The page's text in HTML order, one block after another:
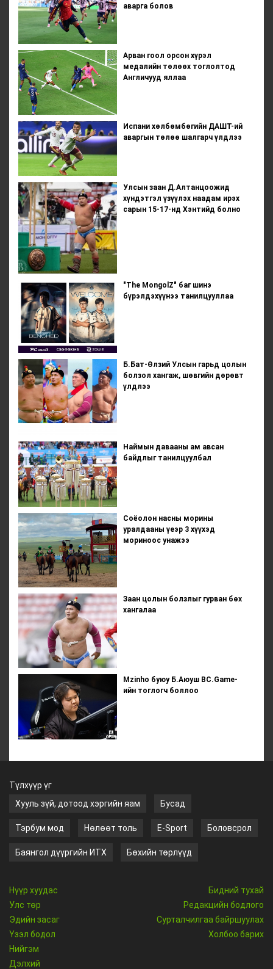
аварга болов
Арван гоол орсон хүрэл
медалийн төлөөх тоглолтод
Англичууд яллаа
Испани хөлбөмбөгийн ДАШТ-ий
аваргын төлөө шалгарч үлдлээ
Улсын заан Д.Алтанцоожид
хүндэтгэл үзүүлэх наадам ирэх
сарын 15-17-нд Хэнтийд болно
"The MongolZ" баг шинэ
бүрэлдэхүүнээ танилцууллаа
Б.Бат-Өлзий Улсын гарьд цолын
болзол хангаж, шөвгийн дөрөвт
үлдлээ
Наймын давааны ам авсан
байдлыг танилцуулбал
Соёолон насны морины
уралдааны үеэр 3 хүүхэд
мориноос унажээ
Заан цолын болзлыг гурван бөх
хангалаа
Mzinho буюу Б.Аюуш BC.Game-
ийн тоглогч боллоо
Түлхүүр үг
Хууль зүй, дотоод хэргийн яам
Бусад
Тэрбум мод Нөлөөт толь E-Sport Боловсрол
Баянгол дүүргийн ИТХ Бөхийн төрлүүд
Нүүр хуудас
Улс төр
Эдийн засаг
Үзэл бодол
Нийгэм
Дэлхий
Бидний тухай
Редакцийн бодлого
Сурталчилгаа байршуулах
Холбоо барих